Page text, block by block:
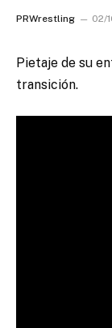
PRWrestling 02/
Pietaje de su
transición.